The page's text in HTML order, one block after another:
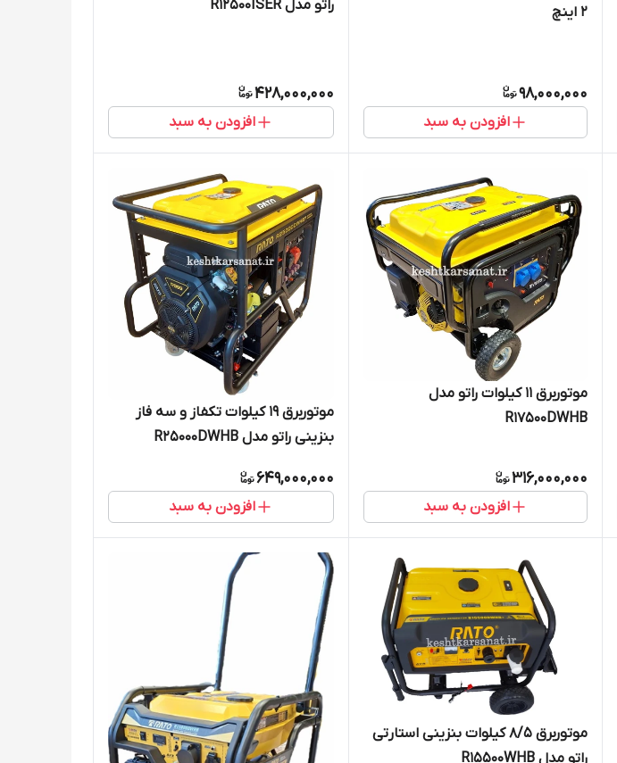
2 اینچ
98,000,000
افزودن به سبد
راتو مدل R12500ISER
428,000,000
افزودن به سبد
موتوربرق 11 کیلوات راتو مدل
R17500DWHB
316,000,000
افزودن به سبد
موتوربرق 19 کیلوات تکفاز و سه فاز
بنزینی راتو مدل R25000DWHB
649,000,000
افزودن به سبد
موتوربرق 8/5 کیلوات بنزینی استارتی
راتو مدل R15500WHB